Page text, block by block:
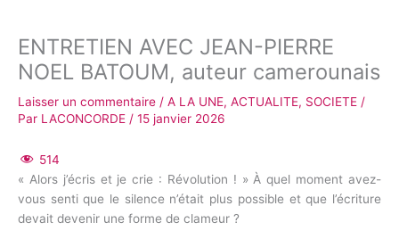
ENTRETIEN AVEC JEAN-PIERRE
NOEL BATOUM, auteur camerounais
Laisser un commentaire / A LA UNE, ACTUALITE, SOCIETE /
Par LACONCORDE / 15 janvier 2026
514
« Alors j’écris et je crie : Révolution ! » À quel moment avez-
vous senti que le silence n’était plus possible et que l’écriture
devait devenir une forme de clameur ?